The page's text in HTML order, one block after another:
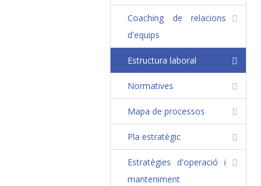
Coaching de relacions
d'equips
Estructura laboral
Normatives
Mapa de processos
Pla estratègic
Estratègies d'operació i
manteniment